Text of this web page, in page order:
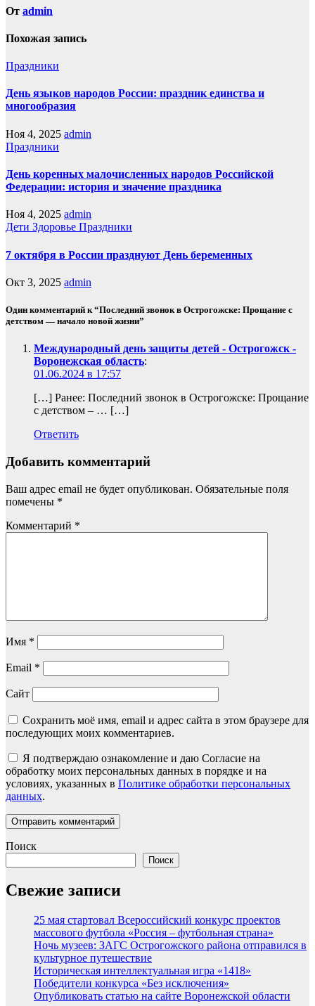
От admin
Похожая запись
Праздники
День языков народов России: праздник единства и
многообразия
Ноя 4, 2025 admin
Праздники
День коренных малочисленных народов Российской
Федерации: история и значение праздника
Ноя 4, 2025 admin
Дети Здоровье Праздники
7 октября в России празднуют День беременных
Окт 3, 2025 admin
Один комментарий к “Последний звонок в Острогожске: Прощание с
детством — начало новой жизни”
Международный день защиты детей - Острогожск -
Воронежская область:
01.06.2024 в 17:57
[…] Ранее: Последний звонок в Острогожске: Прощание
с детством – … […]
Ответить
Добавить комментарий
Ваш адрес email не будет опубликован. Обязательные поля
помечены *
Комментарий *
Имя *
Email *
Сайт
Сохранить моё имя, email и адрес сайта в этом браузере для
последующих моих комментариев.
Я подтверждаю ознакомление и даю Согласие на
обработку моих персональных данных в порядке и на
условиях, указанных в Политике обработки персональных
данных.
Поиск
Поиск
Свежие записи
25 мая стартовал Всероссийский конкурс проектов
массового футбола «Россия – футбольная страна»
Ночь музеев: ЗАГС Острогожского района отправился в
культурное путешествие
Историческая интеллектуальная игра «1418»
Победители конкурса «Без исключения»
Опубликовать статью на сайте Воронежской области